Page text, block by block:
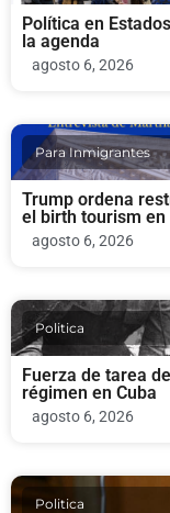
Política en
la agenda
agosto 6, 2026
Para Inmigrantes
Trump ordena
el birth tourism en
agosto 6, 2026
Politica
Fuerza de tarea
régimen en Cuba
agosto 6, 2026
Politica